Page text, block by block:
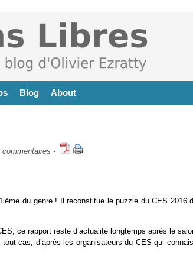
Blog About
commentaires -
du genre ! Il reconstitue le puzzle du CES 2016
ce rapport reste d’actualité longtemps après le
cas, d’après les organisateurs du CES qui